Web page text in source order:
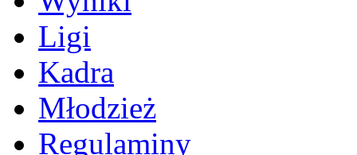
Ligi
Kadra
Młodzież
Regulaminy